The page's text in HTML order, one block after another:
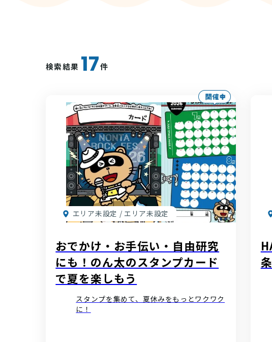
検索結果 17件
エリア未設定 / エリア未設定
おでかけ・お手伝い・自由研究
にも！のん太のスタンプカード
で夏を楽しもう
スタンプを集めて、夏休みをもっとワクワク
に！